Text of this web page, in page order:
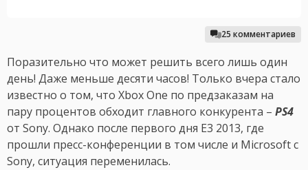
25 комментариев
Поразительно что может решить всего лишь один
день! Даже меньше десяти часов! Только вчера стало
известно о том, что Xbox One по предзаказам на
пару процентов обходит главного конкурента – PS4
от Sony. Однако после первого дня E3 2013, где
прошли пресс-конференции в том числе и Microsoft с
Sony, ситуация переменилась.